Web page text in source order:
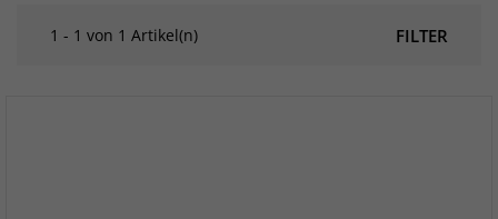
FILTER
1 - 1 von 1 Artikel(n)